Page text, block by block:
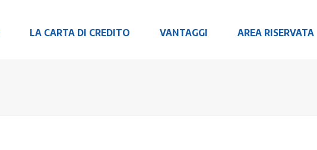
LA CARTA DI CREDITO VANTAGGI AREA RISERVATA